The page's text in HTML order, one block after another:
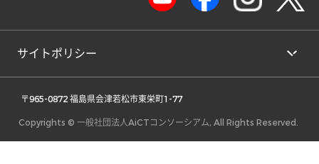
サイトポリシー
〒965-0872 福島県会津若松市東栄町1-77
Copyrights © 一般社団法人AiCTコンソーシアム, All Rights Reserved.